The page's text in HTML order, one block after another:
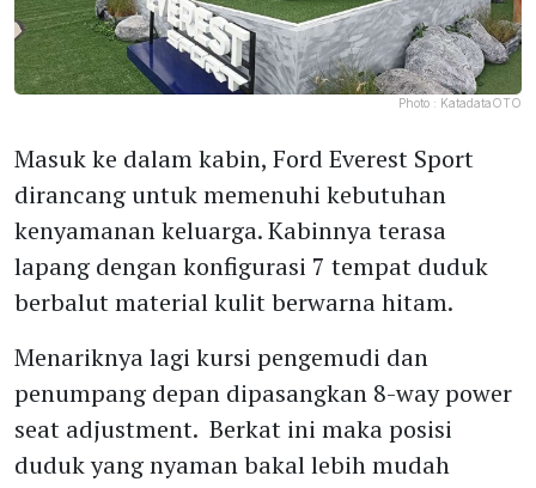
Photo : KatadataOTO
Masuk ke dalam kabin, Ford Everest Sport
dirancang untuk memenuhi kebutuhan
kenyamanan keluarga. Kabinnya terasa
lapang dengan konfigurasi 7 tempat duduk
berbalut material kulit berwarna hitam.
Menariknya lagi kursi pengemudi dan
penumpang depan dipasangkan 8-way power
seat adjustment. Berkat ini maka posisi
duduk yang nyaman bakal lebih mudah